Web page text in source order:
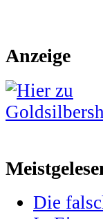
Anzeige
Die